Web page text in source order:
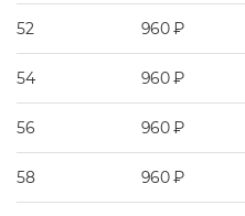
52 960 ₽
54 960 ₽
56 960 ₽
58 960 ₽